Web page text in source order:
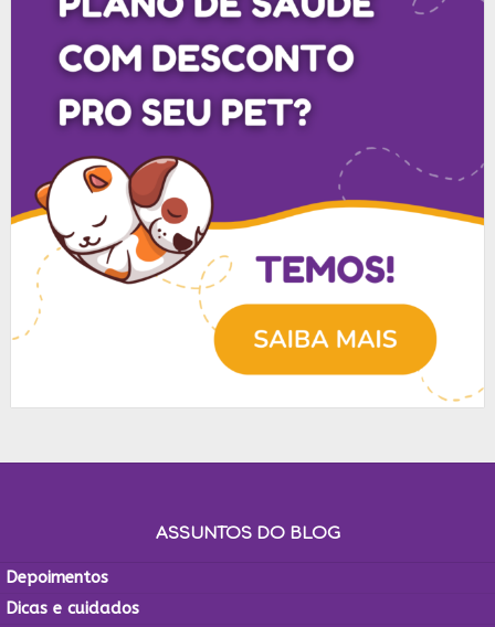
ASSUNTOS DO BLOG
Depoimentos
Dicas e cuidados